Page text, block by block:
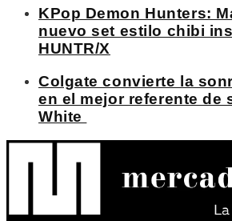
KPop Demon Hunters:
nuevo set estilo chibi
HUNTR/X
Colgate convierte la
en el mejor referente de
White